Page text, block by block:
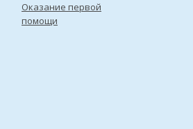
Оказание первой
помощи